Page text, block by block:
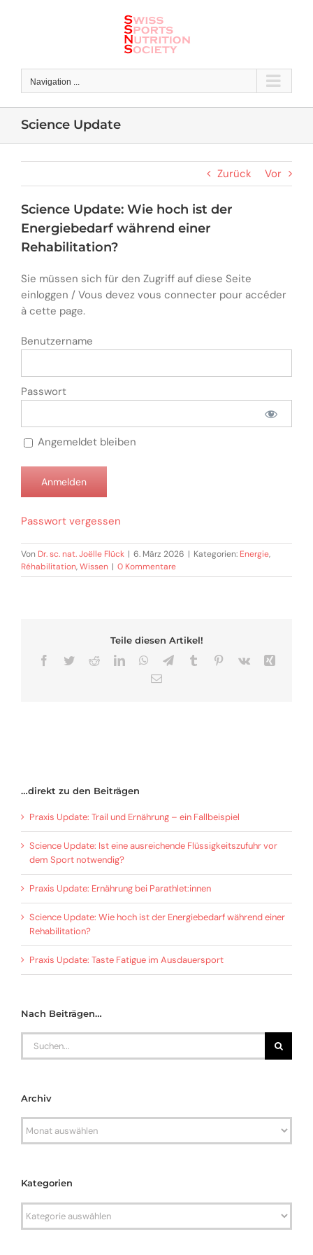
Navigation ...
Science Update
Zurück Vor
Science Update: Wie hoch ist der
Energiebedarf während einer
Rehabilitation?
Sie müssen sich für den Zugriff auf diese Seite
einloggen / Vous devez vous connecter pour accéder
à cette page.
Benutzername
Passwort
Angemeldet bleiben
Passwort vergessen
Von Dr. sc. nat. Joëlle Flück | 6. März 2026 | Kategorien: Energie,
Réhabilitation,Wissen | 0 Kommentare
Teile diesen Artikel!
Facebook
TwitterRedditLinkedInWhatsApp
TelegramTumblr Pinterest
Vk
E-
…direkt zu den Beiträgen
Praxis Update: Trail und Ernährung – ein Fallbeispiel
Science Update: Ist eine ausreichende Flüssigkeitszufuhr vor
dem Sport notwendig?
Praxis Update: Ernährung bei Parathlet:innen
Science Update: Wie hoch ist der Energiebedarf während einer
Rehabilitation?
Praxis Update: Taste Fatigue im Ausdauersport
Nach Beiträgen…
Search
Archiv
Archiv
Kategorien
Kategorien